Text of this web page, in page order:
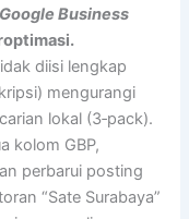
Google Business
diisi lengkap
mengurangi
lokal (3‑pack).
kolom GBP,
perbarui posting
“Sate Surabaya”